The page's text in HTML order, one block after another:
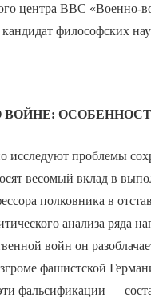
центра ВВС «Военно-
философских
исследуют проблемы
весомый вклад в
полковника в
анализа ряда
войн он
фашистской
фальсификации —